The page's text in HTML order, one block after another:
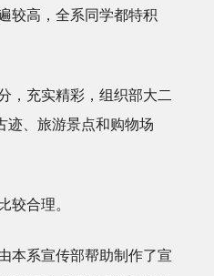
较高，全系同学都特积
，充实精彩，组织部大二
迹、旅游景点和购物场
较合理。
本系宣传部帮助制作了宣